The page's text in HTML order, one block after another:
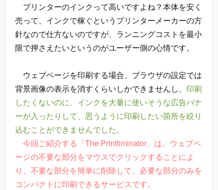
プリンターのインクって高いですよね？本体を安く
売って、インクで稼ぐというプリンターメーカーの方
針なので仕方ないのですが、ランニングコストを最小
限で押さえたいというのがユーザー側の心情です。
ウェブページを印刷する場合、ブラウザの設定では
背景画像の表示を消すくらいしかできませんし、 印刷
したくないのに、インクを大量に使いそうな広告バナ
ーが入ったりして、思うように印刷したい箇所を絞り
込むことができませんでした。
今回ご紹介する「The Printliminator」は、ウェブペ
ージの不要な部分をマウスでクリックすることによ
り、不要な部分を簡単に削除して、必要な部分のみを
コンパクトに印刷できるサービスです。